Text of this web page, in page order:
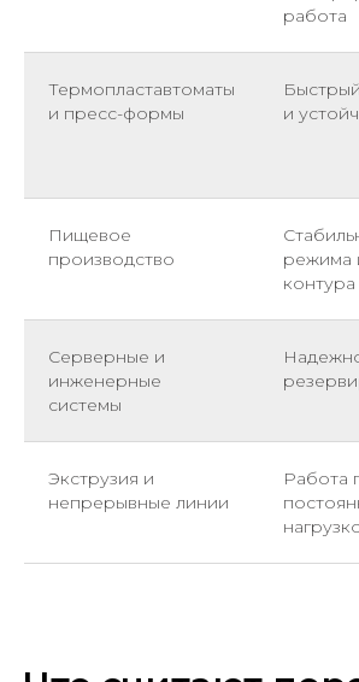
работа
Термопластавтоматы
и пресс-формы
и
Пищевое
производство
режима
контура
Серверные и
инженерные
системы
Экструзия и
непрерывные линии
Работа